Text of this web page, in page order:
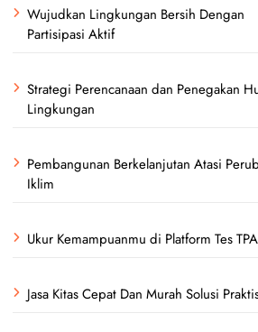
Wujudkan Lingkungan Bersih Dengan
Partisipasi Aktif
Strategi Perencanaan dan Penegakan
Lingkungan
Pembangunan Berkelanjutan Atasi
Iklim
Ukur Kemampuanmu di Platform Tes
Jasa Kitas Cepat Dan Murah Solusi